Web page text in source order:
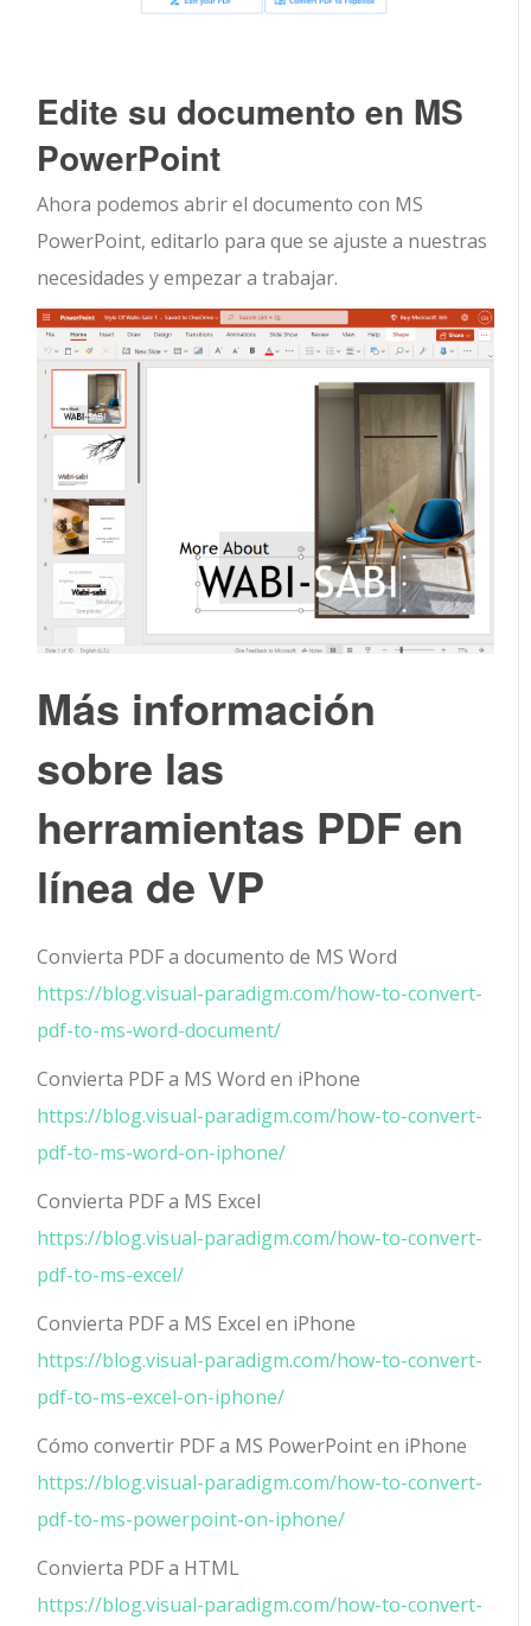
Edite su documento en MS
PowerPoint
Ahora podemos abrir el documento con MS
PowerPoint, editarlo para que se ajuste a nuestras
necesidades y empezar a trabajar.
Más información
sobre las
herramientas PDF en
línea de VP
Convierta PDF a documento de MS Word
https://blog.visual-paradigm.com/how-to-convert-
pdf-to-ms-word-document/
Convierta PDF a MS Word en iPhone
https://blog.visual-paradigm.com/how-to-convert-
pdf-to-ms-word-on-iphone/
Convierta PDF a MS Excel
https://blog.visual-paradigm.com/how-to-convert-
pdf-to-ms-excel/
Convierta PDF a MS Excel en iPhone
https://blog.visual-paradigm.com/how-to-convert-
pdf-to-ms-excel-on-iphone/
Cómo convertir PDF a MS PowerPoint en iPhone
https://blog.visual-paradigm.com/how-to-convert-
pdf-to-ms-powerpoint-on-iphone/
Convierta PDF a HTML
https://blog.visual-paradigm.com/how-to-convert-